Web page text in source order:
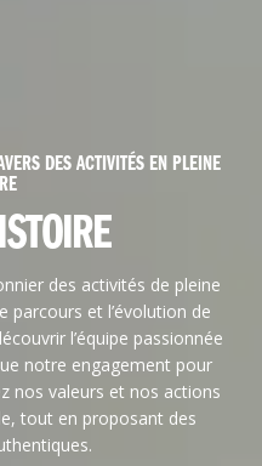
DES ACTIVITÉS EN PLEINE
des activités de pleine
parcours et l’évolution de
l’équipe passionnée
notre engagement pour
nos valeurs et nos actions
tout en proposant des